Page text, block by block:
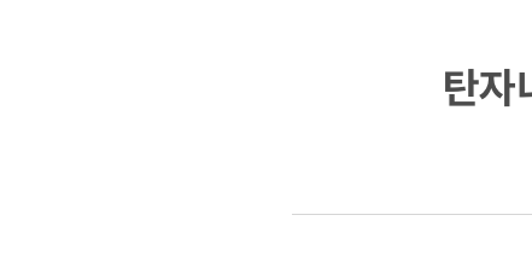
탄자니아
아프리카
탄자